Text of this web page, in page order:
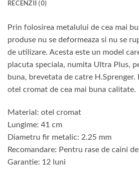
RECENZII (0)
Prin folosirea metalului de cea mai
produse nu se deformeaza si nu se
de utilizare. Acesta este un model
placuta speciala, numita Ultra Plus,
buna, brevetata de catre H.Sprenger.
otel cromat de cea mai buna calitate.
Material: otel cromat
Lungime: 41 cm
Diametru fir metalic: 2.25 mm
Recomandare: Pentru rase de caini
Garantie: 12 luni